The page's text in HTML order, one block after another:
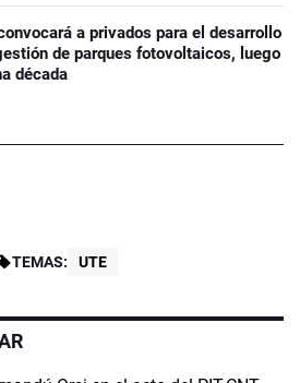
a privados para el desarrollo
de parques fotovoltaicos, luego
década
TEMAS: UTE